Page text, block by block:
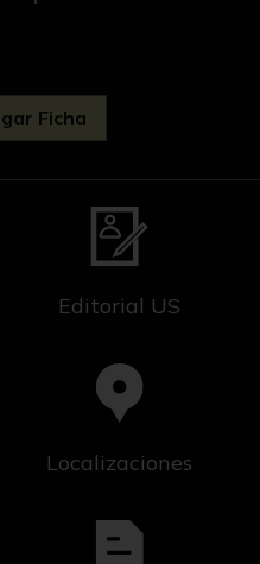
Ficha
Editorial US
Localizaciones